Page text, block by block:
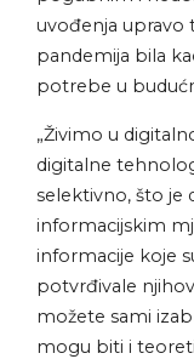
uvođenja upravo
pandemija bila
potrebe u
„Živimo u
digitalne
selektivno, što je
informacijskim
informacije koje
potvrđivale
možete sami
mogu biti i